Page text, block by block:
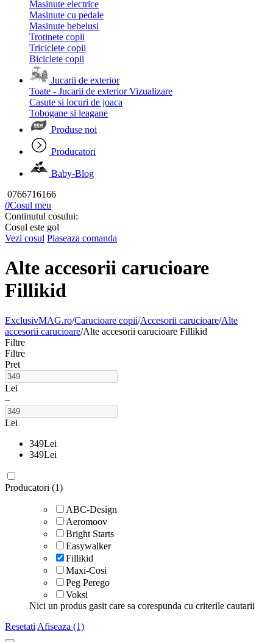
Masinute electrice
Masinute cu pedale
Masinute bebelusi
Trotinete copii
Triciclete copii
Biciclete copii
Jucarii de exterior
Toate - Jucarii de exterior Vizualizare
Casute si locuri de joaca
Tobogane si leagane
Produse noi
Producatori
Baby-Blog
0766716166
0Cosul meu
Continutul cosului:
Cosul este gol
Vezi cosul Plaseaza comanda
Alte accesorii carucioare
Fillikid
ExclusivMAG.ro/Carucioare copii/Accesorii carucioare/Alte
accesorii carucioare/Alte accesorii carucioare Fillikid
Filtre
Filtre
Pret
Lei
–
Lei
349Lei
349Lei
Producatori (1)
ABC-Design
Aeromoov
Bright Starts
Easywalker
Fillikid
Maxi-Cosi
Peg Perego
Voksi
Nici un produs gasit care sa corespunda cu criterile cautarii
Resetati Afiseaza (1)